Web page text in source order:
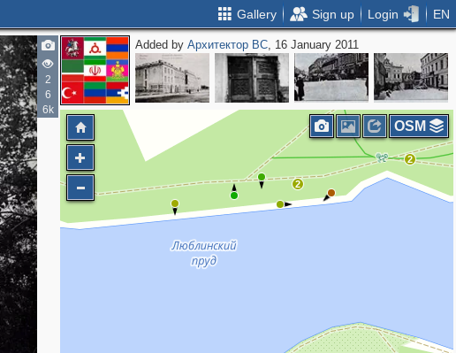
Gallery Sign up Login EN
2
6
6k
Added byАрхитектор ВС, 16 January 2011
2
2
OSM